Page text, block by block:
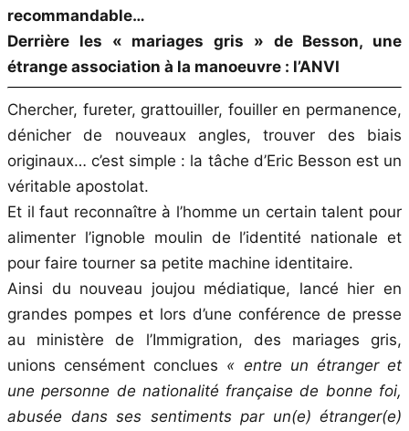
recommandable…
Derrière les « mariages gris » de Besson, une
étrange association à la manoeuvre : l’ANVI
Chercher, fureter, grattouiller, fouiller en permanence,
dénicher de nouveaux angles, trouver des biais
originaux… c’est simple : la tâche d’Eric Besson est un
véritable apostolat.
Et il faut reconnaître à l’homme un certain talent pour
alimenter l’ignoble moulin de l’identité nationale et
pour faire tourner sa petite machine identitaire.
Ainsi du nouveau joujou médiatique, lancé hier en
grandes pompes et lors d’une conférence de presse
au ministère de l’Immigration, des mariages gris,
unions censément conclues « entre un étranger et
une personne de nationalité française de bonne foi,
abusée dans ses sentiments par un(e) étranger(e)